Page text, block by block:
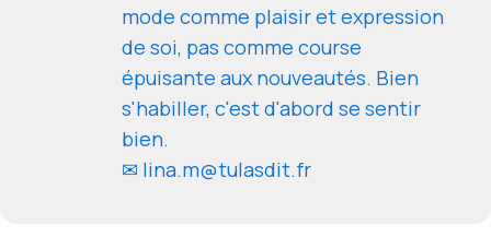
mode comme plaisir et expression
de soi, pas comme course
épuisante aux nouveautés. Bien
s'habiller, c'est d'abord se sentir
bien.
✉ lina.m@tulasdit.fr